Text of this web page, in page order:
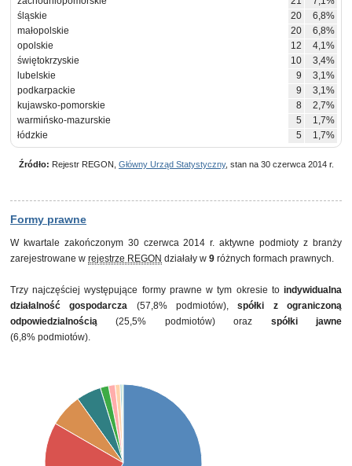
śląskie
20
6,8%
małopolskie
20
6,8%
opolskie
12
4,1%
świętokrzyskie
10
3,4%
lubelskie
9
3,1%
podkarpackie
9
3,1%
kujawsko-pomorskie
8
2,7%
warmińsko-mazurskie
5
1,7%
łódzkie
5 1,7%
Źródło: Rejestr REGON, Główny Urząd Statystyczny, stan na 30 czerwca 2014 r.
Formy prawne
W kwartale zakończonym 30 czerwca 2014 r. aktywne podmioty z branży
zarejestrowane w rejestrze REGON działały w 9 różnych formach prawnych.
Trzy najczęściej występujące formy prawne w tym okresie to indywidualna
działalność gospodarcza (57,8% podmiotów),spółki z ograniczoną
odpowiedzialnością (25,5% podmiotów) oraz spółki jawne
(6,8% podmiotów).